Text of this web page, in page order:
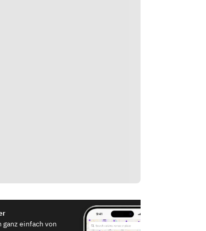
einfach von